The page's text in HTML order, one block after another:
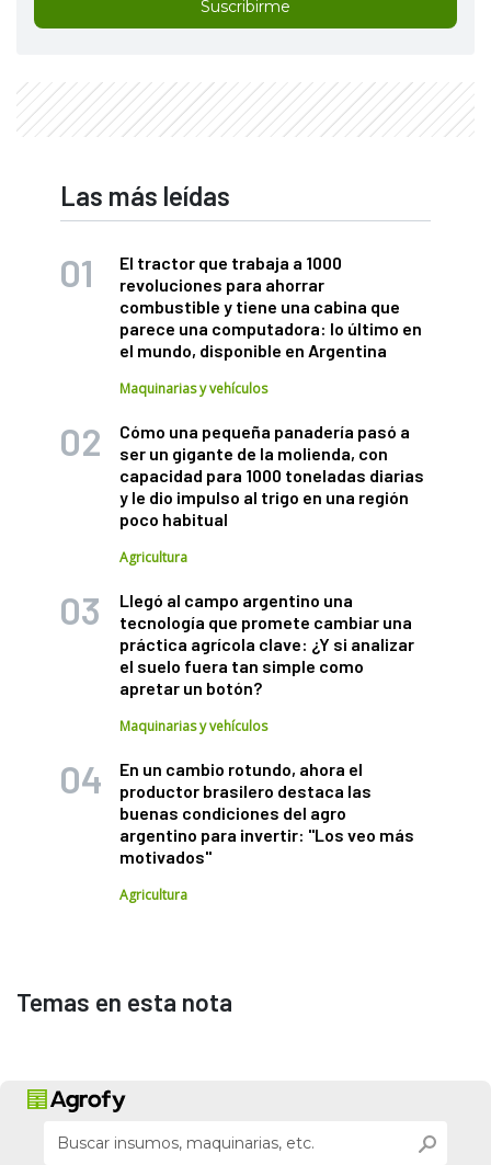
Suscribirme
Las más leídas
El tractor que trabaja a 1000
revoluciones para ahorrar
combustible y tiene una cabina que
parece una computadora: lo último en
el mundo, disponible en Argentina
Maquinarias y vehículos
Cómo una pequeña panadería pasó a
ser un gigante de la molienda, con
capacidad para 1000 toneladas diarias
y le dio impulso al trigo en una región
poco habitual
Agricultura
Llegó al campo argentino una
tecnología que promete cambiar una
práctica agrícola clave: ¿Y si analizar
el suelo fuera tan simple como
apretar un botón?
Maquinarias y vehículos
En un cambio rotundo, ahora el
productor brasilero destaca las
buenas condiciones del agro
argentino para invertir: "Los veo más
motivados"
Agricultura
Temas en esta nota